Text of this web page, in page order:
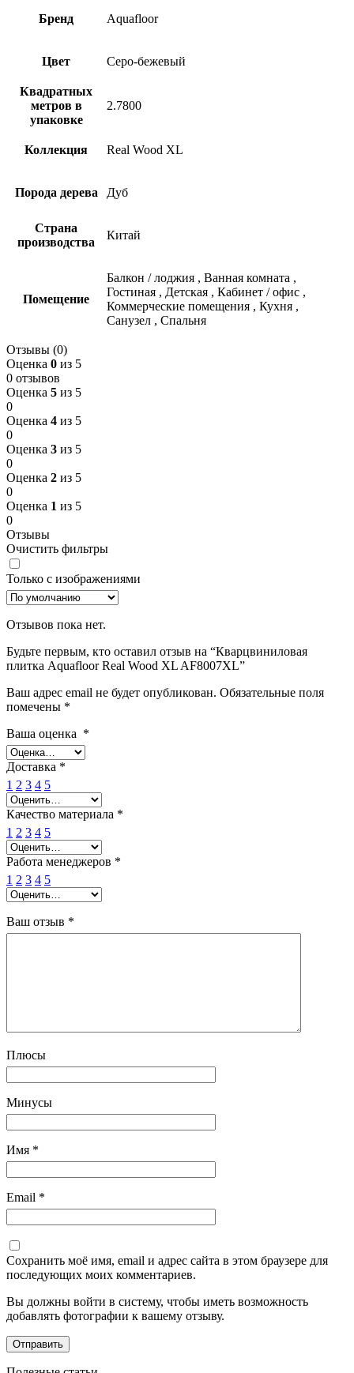
Бренд Aquafloor
Цвет Серо-бежевый
Квадратных
метров в
упаковке
2.7800
Коллекция Real Wood XL
Порода дерева Дуб
Страна
производства
Китай
Помещение
Балкон / лоджия , Ванная комната ,
Гостиная , Детская , Кабинет / офис ,
Коммерческие помещения , Кухня ,
Санузел , Спальня
Отзывы (0)
Оценка 0 из 5
0 отзывов
Оценка 5 из 5
0
Оценка 4 из 5
0
Оценка 3 из 5
0
Оценка 2 из 5
0
Оценка 1 из 5
0
Отзывы
Очистить фильтры
Только с изображениями
Отзывов пока нет.
Будьте первым, кто оставил отзыв на “Кварцвиниловая
плитка Aquafloor Real Wood XL AF8007XL”
Ваш адрес email не будет опубликован. Обязательные поля
помечены *
Ваша оценка *
Доставка *
1 2 3 4 5
Качество материала *
1 2 3 4 5
Работа менеджеров *
1 2 3 4 5
Ваш отзыв *
Плюсы
Минусы
Имя *
Email *
Сохранить моё имя, email и адрес сайта в этом браузере для
последующих моих комментариев.
Вы должны войти в систему, чтобы иметь возможность
добавлять фотографии к вашему отзыву.